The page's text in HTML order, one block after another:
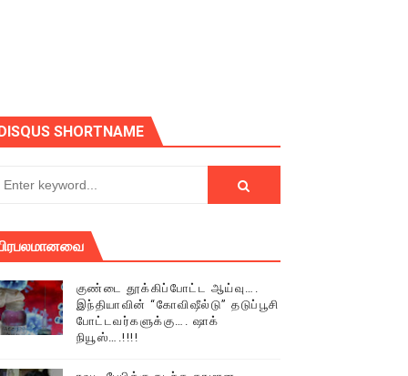
SHORTNAME
குண்டை தூக்கிப்போட்ட ஆய்வு….
இந்தியாவின் “கோவிஷீல்டு” தடுப்பூசி
போட்டவர்களுக்கு…. ஷாக்
நியூஸ்….!!!!